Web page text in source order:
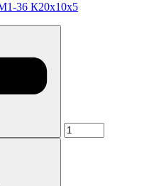
36 К20х10х5